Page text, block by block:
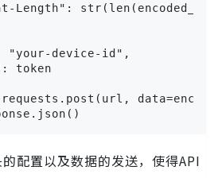
Length":
"your-device-id",
token
配置以及数据的发送，使得API